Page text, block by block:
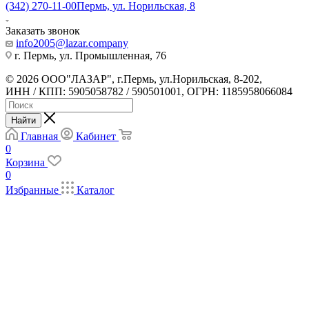
(342) 270-11-00Пермь, ул. Норильская, 8
Заказать звонок
info2005@lazar.company
г. Пермь, ул. Промышленная, 76
© 2026 ООО"ЛАЗАР", г.Пермь, ул.Норильская, 8-202,
ИНН / КПП: 5905058782 / 590501001, ОГРН: 1185958066084
Найти
Главная
Кабинет
0
Корзина
0
Избранные
Каталог